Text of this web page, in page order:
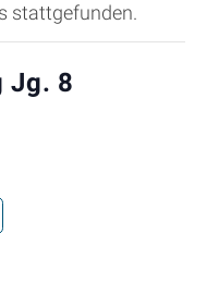
stattgefunden.
Jg. 8